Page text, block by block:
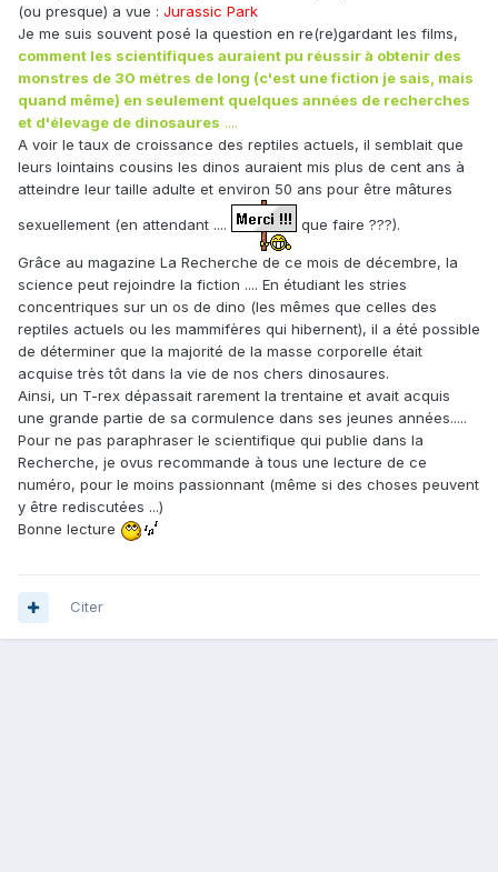
(ou presque) a vue : Jurassic Park
Je me suis souvent posé la question en re(re)gardant les films,
comment les scientifiques auraient pu réussir à obtenir des
monstres de 30 mètres de long (c'est une fiction je sais, mais
quand même) en seulement quelques années de recherches
et d'élevage de dinosaures ....
A voir le taux de croissance des reptiles actuels, il semblait que
leurs lointains cousins les dinos auraient mis plus de cent ans à
atteindre leur taille adulte et environ 50 ans pour être mâtures
sexuellement (en attendant ....
que faire ???).
Grâce au magazine La Recherche de ce mois de décembre, la
science peut rejoindre la fiction .... En étudiant les stries
concentriques sur un os de dino (les mêmes que celles des
reptiles actuels ou les mammifères qui hibernent), il a été possible
de déterminer que la majorité de la masse corporelle était
acquise très tôt dans la vie de nos chers dinosaures.
Ainsi, un T-rex dépassait rarement la trentaine et avait acquis
une grande partie de sa cormulence dans ses jeunes années.....
Pour ne pas paraphraser le scientifique qui publie dans la
Recherche, je ovus recommande à tous une lecture de ce
numéro, pour le moins passionnant (même si des choses peuvent
y être rediscutées ...)
Bonne lecture
Citer